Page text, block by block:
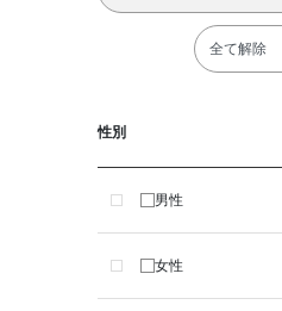
全て解除
性別
男性
女性